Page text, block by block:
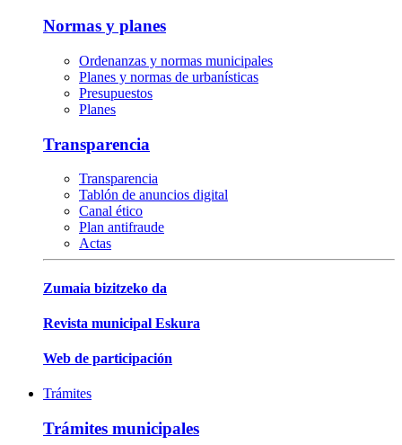
Normas y planes
Ordenanzas y normas municipales
Planes y normas de urbanísticas
Presupuestos
Planes
Transparencia
Transparencia
Tablón de anuncios digital
Canal ético
Plan antifraude
Actas
Zumaia bizitzeko da
Revista municipal Eskura
Web de participación
Trámites
Trámites municipales